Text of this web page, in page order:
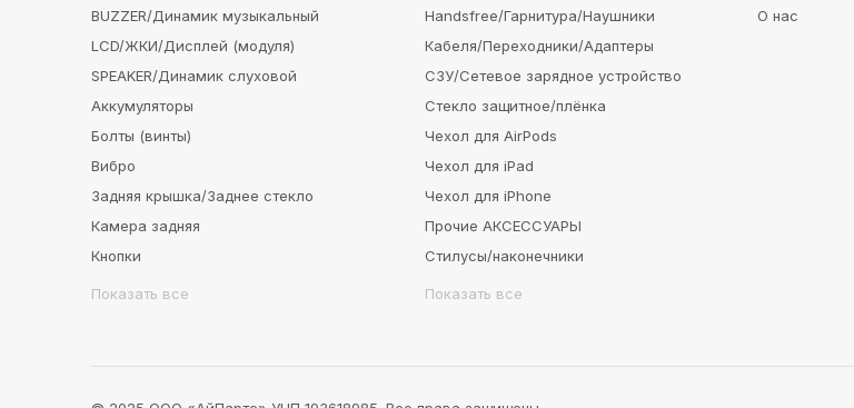
BUZZER/Динамик музыкальный
LCD/ЖКИ/Дисплей (модуля)
SPEAKER/Динамик слуховой
Аккумуляторы
Болты (винты)
Вибро
Задняя крышка/Заднее стекло
Камера задняя
Кнопки
Показать все
Handsfree/Гарнитура/Наушники
Кабеля/Переходники/Адаптеры
СЗУ/Сетевое зарядное устройство
Стекло защитное/плёнка
Чехол для AirPods
Чехол для iPad
Чехол для iPhone
Прочие АКСЕССУАРЫ
Стилусы/наконечники
Показать все
О нас